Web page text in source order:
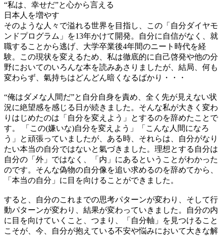
“私は、幸せだ”と心から言える
日本人を増やす
そのような人々で溢れる世界を目指し、この「自分ダイヤモ
ンドプログラム」を13年かけて開発。自分に自信がなく、就
職することから逃げ、大学卒業後4年間のニート時代を経
験。この現状を変えるため、私は徹底的に自己啓発や他の分
野においてのいろんな本を読みあさりましたが、結局、何も
変わらず、氣持ちはどんどん暗くなるばかり・・・
“俺はダメな人間だ”と自分自身を責め、全く先が見えない状
況に絶望感を感じる日が続きました。そんな私が大きく変わ
りはじめたのは「自分を変えよう」とするのを辞めたことで
す。 「この(嫌いな)自分を変えよう」「こんな人間になろ
う」と頑張っていましたが、ある時、それらは、自分がなり
たい本当の自分ではないと氣づきました。理想とする自分は
自分の「外」ではなく、「内」にあるということがわかった
のです。そんな偽物の自分像を追い求めるのを辞めてから、
「本当の自分」に目を向けることができました。
すると、自分のこれまでの思考パターンが変わり、そして行
動パターンが変わり、結果が変わっていきました。自分の内
に目を向けていくこと、つまり、「自分軸」を見つけること
こそが、今、自分が抱えている不安や悩みにおいて大きな解